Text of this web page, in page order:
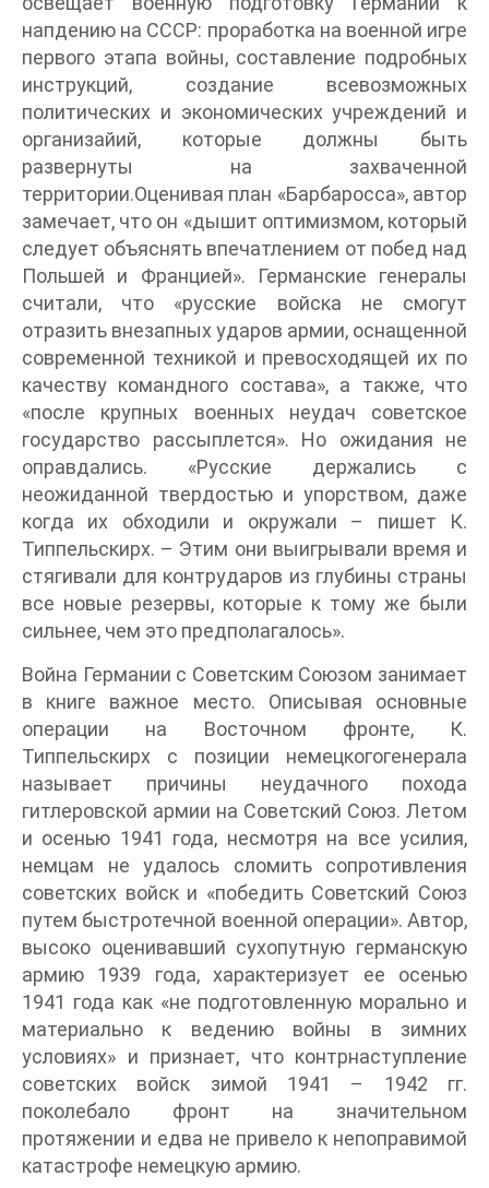
напдению на СССР: проработка на военной игре
первого этапа войны, составление подробных
инструкций, создание всевозможных
политических и экономических учреждений и
организайий, которые должны быть
развернуты на захваченной
территории.Оценивая план «Барбаросса», автор
замечает, что он «дышит оптимизмом, который
следует объяснять впечатлением от побед над
Польшей и Францией». Германские генералы
считали, что «русские войска не смогут
отразить внезапных ударов армии, оснащенной
современной техникой и превосходящей их по
качеству командного состава», а также, что
«после крупных военных неудач советское
государство рассыплется». Но ожидания не
оправдались. «Русские держались с
неожиданной твердостью и упорством, даже
когда их обходили и окружали – пишет К.
Типпельскирх. – Этим они выигрывали время и
стягивали для контрударов из глубины страны
все новые резервы, которые к тому же были
сильнее, чем это предполагалось».
Война Германии с Советским Союзом занимает
в книге важное место. Описывая основные
операции на Восточном фронте, К.
Типпельскирх с позиции немецкогогенерала
называет причины неудачного похода
гитлеровской армии на Советский Союз. Летом
и осенью 1941 года, несмотря на все усилия,
немцам не удалось сломить сопротивления
советских войск и «победить Советский Союз
путем быстротечной военной операции». Автор,
высоко оценивавший сухопутную германскую
армию 1939 года, характеризует ее осенью
1941 года как «не подготовленную морально и
материально к ведению войны в зимних
условиях» и признает, что контрнаступление
советских войск зимой 1941 – 1942 гг.
поколебало фронт на значительном
протяжении и едва не привело к непоправимой
катастрофе немецкую армию.